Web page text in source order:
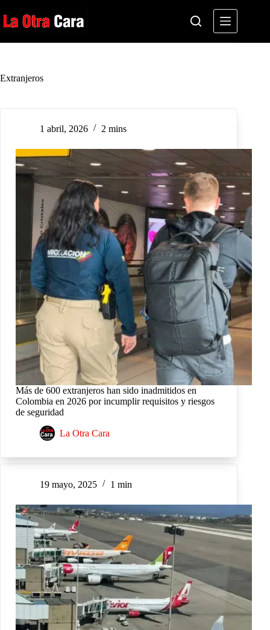
al
contenido
Extranjeros
1 abril, 2026 2 mins
Más de 600 extranjeros han sido inadmitidos en
Colombia en 2026 por incumplir requisitos y riesgos
de seguridad
La Otra Cara
19 mayo, 2025 1 min